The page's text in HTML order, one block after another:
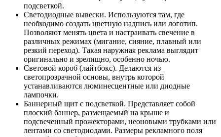
подсветкой.
Светодиодные вывески. Используются там, где
необходимо создать цветную надпись или логотип.
Позволяют менять цвета и настраивать свечение в
различных режимах (мигание, сияние, плавный или
резкий переход). Такая наружная реклама выглядит
оригинально и зрелищно, особенно ночью.
Световой короб (лайтбокс). Делаются из
светопрозрачной основы, внутрь которой
устанавливаются люминесцентные или диодные
лампочки.
Баннерный щит с подсветкой. Представляет собой
плоский баннер, размещаемый на крыше и
подсвеченный прожекторами, неоновыми трубками или
лентами со светодиодами. Размеры рекламного поля